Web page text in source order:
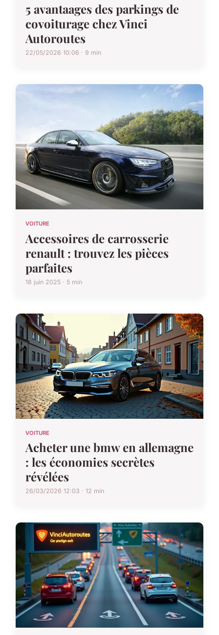
5 avantaages des parkings de
covoiturage chez Vinci
Autoroutes
22/05/2026 10:06 · 9 min
VOITURE
Accessoires de carrosserie
renault : trouvez les pièces
parfaites
18 juin 2025 · 5 min
VOITURE
Acheter une bmw en allemagne
: les économies secrètes
révélées
26/03/2026 12:03 · 12 min